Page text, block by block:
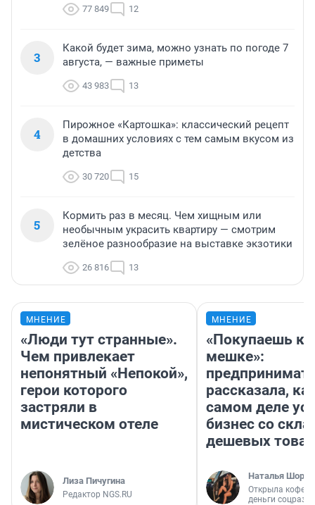
77 849 12
3
Какой будет зима, можно узнать по погоде 7
августа, — важные приметы
43 983 13
4
Пирожное «Картошка»: классический рецепт
в домашних условиях с тем самым вкусом из
детства
30 720 15
5
Кормить раз в месяц. Чем хищным или
необычным украсить квартиру — смотрим
зелёное разнообразие на выставке экзотики
26 816 13
МНЕНИЕ
«Люди тут странные».
Чем привлекает
непонятный «Непокой»,
герои которого
застряли в
мистическом отеле
Лиза Пичугина
Редактор NGS.RU
МНЕНИЕ
«Покупаешь
мешке»:
рассказала,
самом деле
бизнес со
дешевых
Наталья
Открыла
деньги